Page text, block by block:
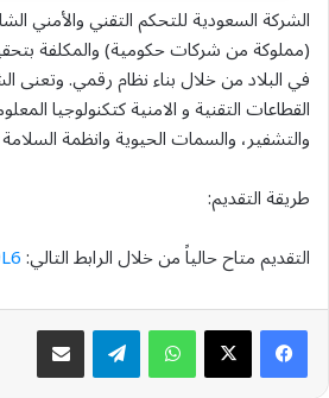
الشركة السعودية للتحكم التقني والأمني
(مملوكة من شركات حكومية) والمكلفة
في البلاد من خلال بناء نظام رقمي. وتعنى
القطاعات التقنية و الامنية كتكنولوجيا
والتشفير، والسمات الحيوية وانظمة
طريقة التقديم:
التقديم متاح حالياً من خلال الرابط التالي:
واتسابتيلقرام مشاركة عبر البريد